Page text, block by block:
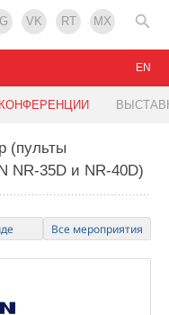
VK RT MX
EN
(пульты
NR-35D и NR-40D)
Все мероприятия